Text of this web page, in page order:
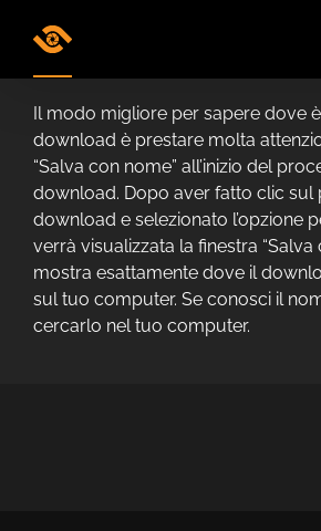
Il modo migliore per sapere dove
download è prestare molta
“Salva con nome” all’inizio del
download. Dopo aver fatto clic sul
download e selezionato l’opzione
verrà visualizzata la finestra “Salva
mostra esattamente dove il
sul tuo computer. Se conosci il
cercarlo nel tuo computer.